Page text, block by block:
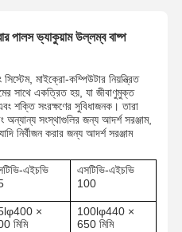
পালস ভ্যাকুয়াম উল্লম্ব বাষ্প
মাইক্রো-কম্পিউটার নিয়ন্ত্রিত
সাথে একত্রিত হয়, যা জীবাণুমুক্ত
শক্তি সংরক্ষণের সুবিধাজনক। তারা
অন্যান্য সংস্থাগুলির জন্য আদর্শ সরঞ্জাম,
নির্বীজন করার জন্য আদর্শ সরঞ্জাম
এইচভি
এসটিভি-এইচভি
100
×
মিমি
100lφ440 ×
650 মিমি